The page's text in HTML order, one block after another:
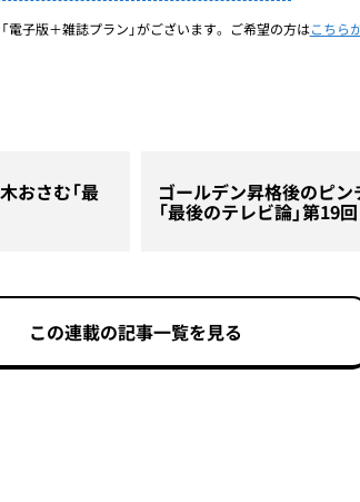
電子版＋雑誌プラン」がございます。ご希望の方はこちら
おさむ「最 ゴールデン昇格後のピ
「最後のテレビ論」第19回
この連載の記事一覧を見る